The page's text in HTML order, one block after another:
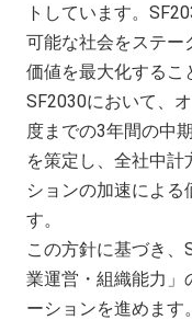
トしています。
可能な社会をステー
価値を最大化するこ
SF2030において、
度までの3年間の中
を策定し、全社中
ションの加速による
す。
この方針に基づき、
業運営・組織能力」
ーションを進めます